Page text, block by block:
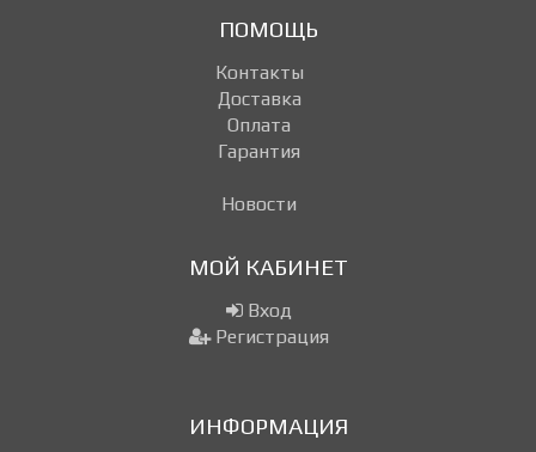
ПОМОЩЬ
Контакты
Доставка
Оплата
Гарантия
Новости
МОЙ КАБИНЕТ
Вход
Регистрация
ИНФОРМАЦИЯ